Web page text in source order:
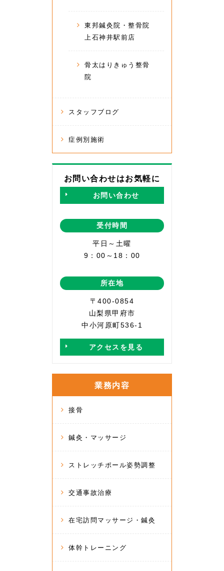
東邦鍼灸院・整骨院
上石神井駅前店
骨太はりきゅう整骨
院
スタッフブログ
症例別施術
お問い合わせはお気軽に
お問い合わせ
受付時間
平日～土曜
9：00～18：00
所在地
〒400-0854
山梨県甲府市
中小河原町536-1
アクセスを見る
業務内容
接骨
鍼灸・マッサージ
ストレッチポール姿勢調整
交通事故治療
在宅訪問マッサージ・鍼灸
体幹トレーニング